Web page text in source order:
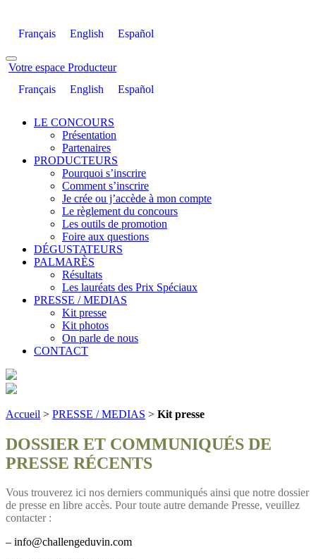
Français English Español
Votre espace Producteur
Français
English Español
LE CONCOURS
Présentation
Partenaires
PRODUCTEURS
Pourquoi s’inscrire
Comment s’inscrire
Je crée ou j’accède à mon compte
Le règlement du concours
Les outils de promotion
Foire aux questions
DÉGUSTATEURS
PALMARÈS
Résultats
Les lauréats des Prix Spéciaux
PRESSE / MEDIAS
Kit presse
Kit photos
On parle de nous
CONTACT
Accueil > PRESSE / MEDIAS > Kit presse
DOSSIER ET COMMUNIQUÉS DE
PRESSE RÉCENTS
Vous trouverez ici nos derniers communiqués ainsi que notre dossier
de presse en libre accès. Pour toute autre demande Presse, veuillez
contacter :
– info@challengeduvin.com